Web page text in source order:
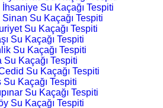
İhsaniye Su Kaçağı Tespiti
Sinan Su Kaçağı Tespiti
Su Kaçağı Tespiti
Su Kaçağı Tespiti
Su Kaçağı Tespiti
Su Kaçağı Tespiti
Su Kaçağı Tespiti
Su Kaçağı Tespiti
Su Kaçağı Tespiti
Su Kaçağı Tespiti